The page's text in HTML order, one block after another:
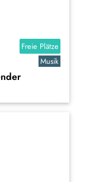
Freie Plätze
Musik